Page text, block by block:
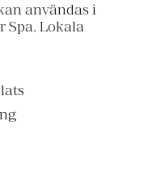
användas i
Spa. Lokala